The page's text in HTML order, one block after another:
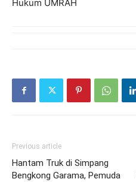
Hukum UMRAH
Previous article
Hantam Truk di Simpang
Bengkong Garama, Pemuda